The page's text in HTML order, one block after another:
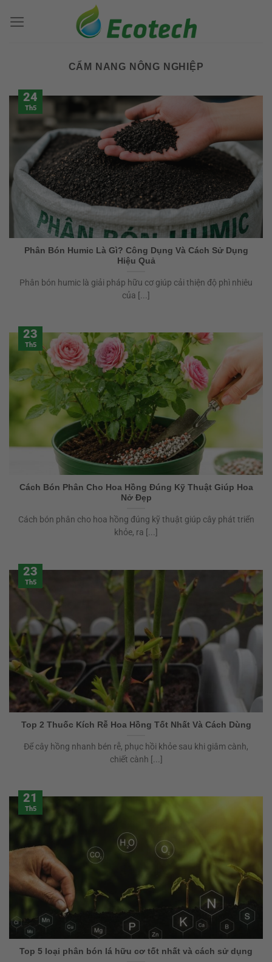
qua
CẨM NANG NÔNG NGHIỆP
Phân Bón Humic Là Gì? Công Dụng Và Cách Sử Dụng
Hiệu Quả
Phân bón humic là giải pháp hữu cơ giúp cải thiện độ phì nhiêu
của [...]
24
Th5
Cách Bón Phân Cho Hoa Hồng Đúng Kỹ Thuật Giúp Hoa
Nở Đẹp
Cách bón phân cho hoa hồng đúng kỹ thuật giúp cây phát triển
khỏe, ra [...]
23
Th5
Top 2 Thuốc Kích Rễ Hoa Hồng Tốt Nhất Và Cách Dùng
Để cây hồng nhanh bén rễ, phục hồi khỏe sau khi giâm cành,
chiết cành [...]
23
Th5
Top 5 loại phân bón lá hữu cơ tốt nhất và cách sử dụng
21
Th5